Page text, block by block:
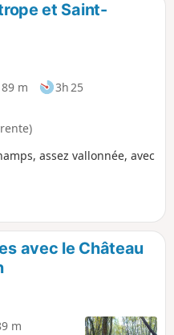
p
et Saint-
m
3h 25
assez vallonnée, avec
avec le Château
m